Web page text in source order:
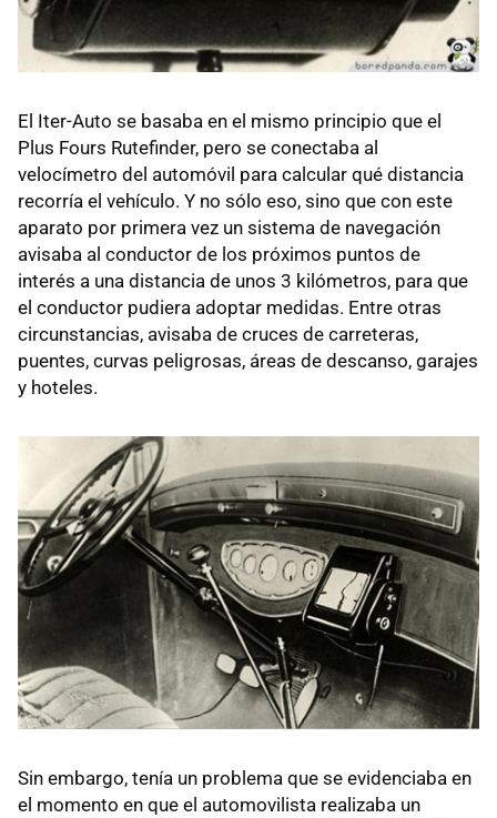
El Iter-Auto se basaba en el mismo principio que el
Plus Fours Rutefinder, pero se conectaba al
velocímetro del automóvil para calcular qué distancia
recorría el vehículo. Y no sólo eso, sino que con este
aparato por primera vez un sistema de navegación
avisaba al conductor de los próximos puntos de
interés a una distancia de unos 3 kilómetros, para que
el conductor pudiera adoptar medidas. Entre otras
circunstancias, avisaba de cruces de carreteras,
puentes, curvas peligrosas, áreas de descanso, garajes
y hoteles.
Sin embargo, tenía un problema que se evidenciaba en
el momento en que el automovilista realizaba un